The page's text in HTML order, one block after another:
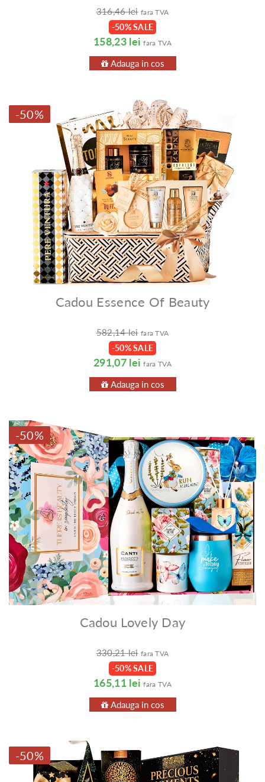
316,46 lei fara TVA
-50% SALE
158,23 lei fara TVA
Adauga in cos
-50%
Cadou Essence Of Beauty
582,14 lei fara TVA
-50% SALE
291,07 lei fara TVA
Adauga in cos
-50%
Cadou Lovely Day
330,21 lei fara TVA
-50% SALE
165,11 lei fara TVA
Adauga in cos
-50%